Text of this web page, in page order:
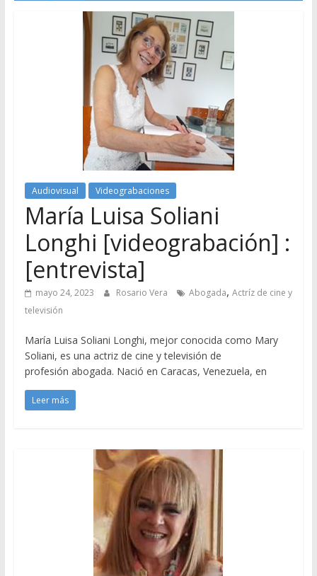
Audiovisual Videograbaciones
María Luisa Soliani
Longhi [videograbación] :
[entrevista]
mayo 24, 2023 Rosario Vera Abogada, Actríz de cine y
televisión
María Luisa Soliani Longhi, mejor conocida como Mary
Soliani, es una actriz de cine y televisión de
profesión abogada. Nació en Caracas, Venezuela, en
Leer más